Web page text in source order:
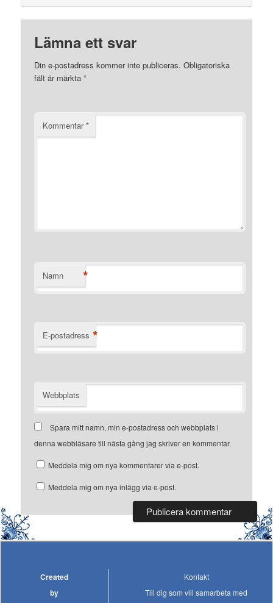
Lämna ett svar
Din e-postadress kommer inte publiceras. Obligatoriska
fält är märkta*
Kommentar*
Namn *
E-postadress *
Webbplats
Spara mitt namn, min e-postadress och webbplats i
denna webbläsare till nästa gång jag skriver en kommentar.
Meddela mig om nya kommentarer via e-post.
Meddela mig om nya inlägg via e-post.
Created
by
Kontakt
Till dig som vill samarbeta med